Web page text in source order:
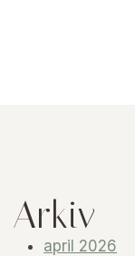
Arkiv
april 2026